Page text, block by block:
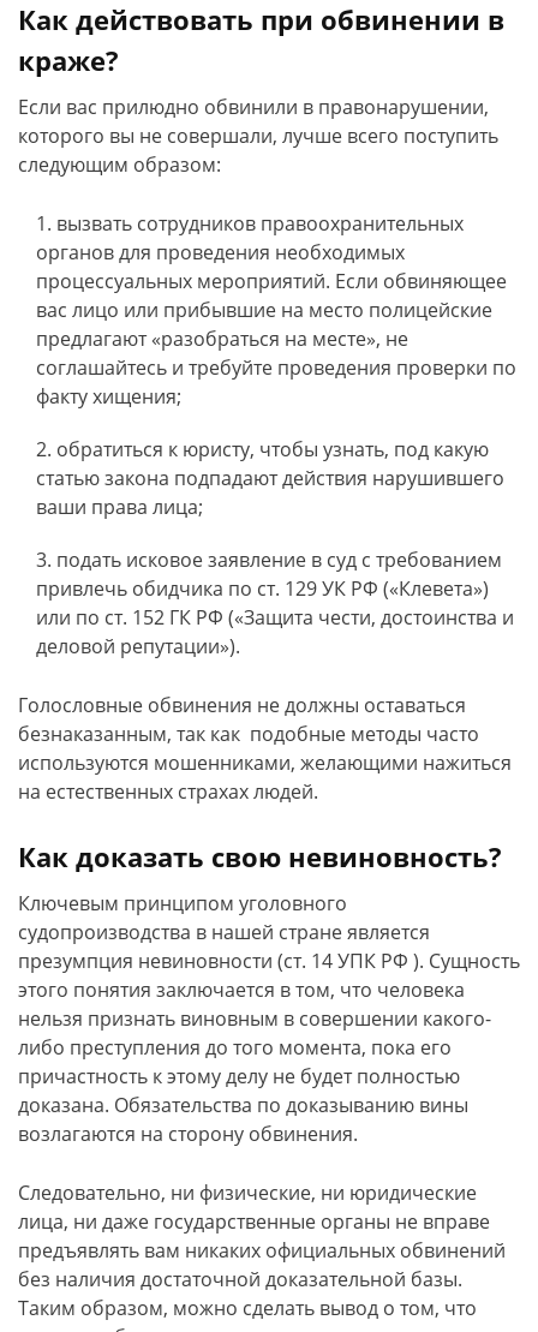
Как действовать при обвинении в
краже?
Если вас прилюдно обвинили в правонарушении,
которого вы не совершали, лучше всего поступить
следующим образом:
вызвать сотрудников правоохранительных
органов для проведения необходимых
процессуальных мероприятий. Если обвиняющее
вас лицо или прибывшие на место полицейские
предлагают «разобраться на месте», не
соглашайтесь и требуйте проведения проверки по
факту хищения;
обратиться к юристу, чтобы узнать, под какую
статью закона подпадают действия нарушившего
ваши права лица;
подать исковое заявление в суд с требованием
привлечь обидчика по ст. 129 УК РФ («Клевета»)
или по ст. 152 ГК РФ («Защита чести, достоинства и
деловой репутации»).
Голословные обвинения не должны оставаться
безнаказанным, так как подобные методы часто
используются мошенниками, желающими нажиться
на естественных страхах людей.
Как доказать свою невиновность?
Ключевым принципом уголовного
судопроизводства в нашей стране является
презумпция невиновности (ст. 14 УПК РФ ). Сущность
этого понятия заключается в том, что человека
нельзя признать виновным в совершении какого-
либо преступления до того момента, пока его
причастность к этому делу не будет полностью
доказана. Обязательства по доказыванию вины
возлагаются на сторону обвинения.
Следовательно, ни физические, ни юридические
лица, ни даже государственные органы не вправе
предъявлять вам никаких официальных обвинений
без наличия достаточной доказательной базы.
Таким образом, можно сделать вывод о том, что